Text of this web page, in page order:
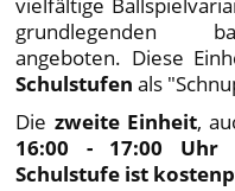
grundlegenden
angeboten. Diese
Schulstufen als
Die zweite Einheit,
16:00 - 17:00 Uhr
Schulstufe ist